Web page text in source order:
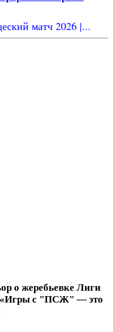
матч 2026 |...
о жеребьевке Лиги
с "ПСЖ" — это